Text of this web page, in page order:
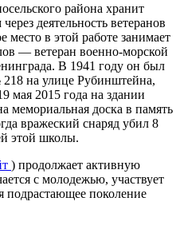
района хранит
деятельность ветеранов
в этой работе занимает
— ветеран военно-морской
В 1941 году он был
на улице Рубинштейна,
мая 2015 года на здании
мемориальная доска в память
вражеский снаряд убил 8
этой школы.
) продолжает активную
с молодежью, участвует
подрастающее поколение